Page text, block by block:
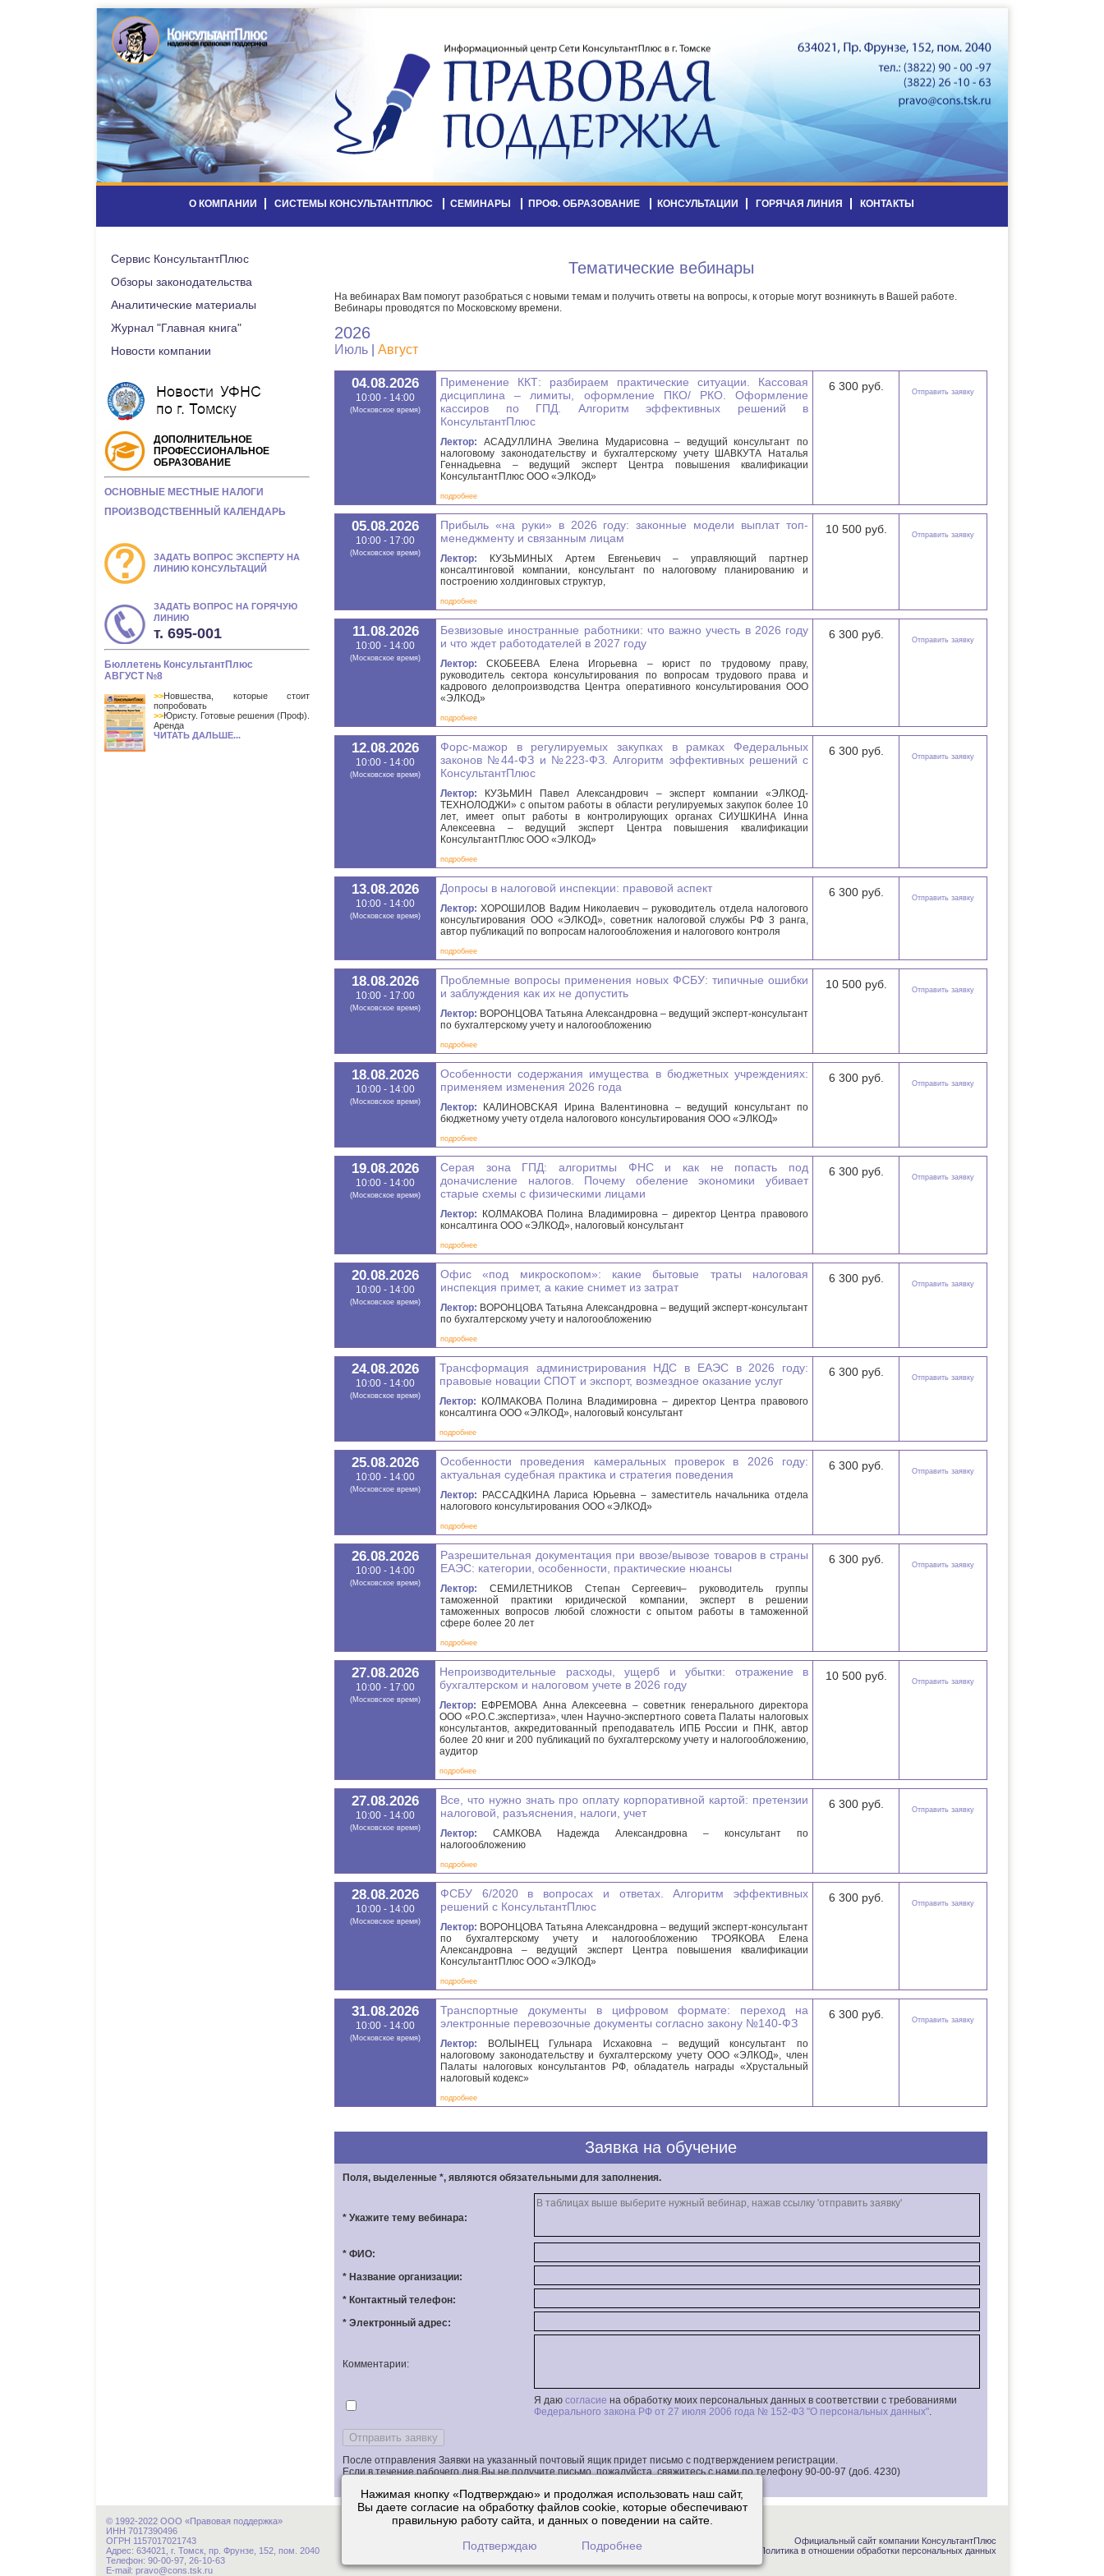
О КОМПАНИИ СИСТЕМЫ КОНСУЛЬТАНТПЛЮС СЕМИНАРЫ ПРОФ. ОБРАЗОВАНИЕ КОНСУЛЬТАЦИИ ГОРЯЧАЯ ЛИНИЯ КОНТАКТЫ
Сервис КонсультантПлюс
Обзоры законодательства
Аналитические материалы
Журнал "Главная книга"
Новости компании
ДОПОЛНИТЕЛЬНОЕ
ПРОФЕССИОНАЛЬНОЕ
ОБРАЗОВАНИЕ
ОСНОВНЫЕ МЕСТНЫЕ НАЛОГИ
ПРОИЗВОДСТВЕННЫЙ КАЛЕНДАРЬ
ЗАДАТЬ ВОПРОС ЭКСПЕРТУ НА
ЛИНИЮ КОНСУЛЬТАЦИЙ
ЗАДАТЬ ВОПРОС НА ГОРЯЧУЮ
ЛИНИЮ
т. 695-001
Бюллетень КонсультантПлюс
АВГУСТ №8
>>Новшества, которые стоит
попробовать
>>Юристу. Готовые решения (Проф).
Аренда
ЧИТАТЬ ДАЛЬШЕ...
Тематические вебинары
На вебинарах Вам помогут разобраться с новыми темам и получить ответы на вопросы, к оторые могут возникнуть в Вашей работе.
Вебинары проводятся по Московскому времени.
2026
Июль Август
04.08.2026
10:00 - 14:00
(Московское время)
Применение ККТ: разбираем практические ситуации. Кассовая
дисциплина – лимиты, оформление ПКО/ РКО. Оформление
кассиров по ГПД. Алгоритм эффективных решений в
КонсультантПлюс
Лектор: АСАДУЛЛИНА Эвелина Мударисовна – ведущий консультант по
налоговому законодательству и бухгалтерскому учету ШАВКУТА Наталья
Геннадьевна – ведущий эксперт Центра повышения квалификации
КонсультантПлюс ООО «ЭЛКОД»
подробнее
6 300 руб. Отправить заявку
05.08.2026
10:00 - 17:00
(Московское время)
Прибыль «на руки» в 2026 году: законные модели выплат топ-
менеджменту и связанным лицам
Лектор:
КУЗЬМИНЫХ Артем Евгеньевич – управляющий партнер
консалтинговой компании, консультант по налоговому планированию и
построению холдинговых структур,
подробнее
10 500 руб. Отправить заявку
11.08.2026
10:00 - 14:00
(Московское время)
Безвизовые иностранные работники: что важно учесть в 2026 году
и что ждет работодателей в 2027 году
Лектор:СКОБЕЕВА Елена Игорьевна – юрист по трудовому праву,
руководитель сектора консультирования по вопросам трудового права и
кадрового делопроизводства Центра оперативного консультирования ООО
«ЭЛКОД»
подробнее
6 300 руб. Отправить заявку
12.08.2026
10:00 - 14:00
(Московское время)
Форс-мажор в регулируемых закупках в рамках Федеральных
законов №44-ФЗ и №223-ФЗ. Алгоритм эффективных решений с
КонсультантПлюс
Лектор:
КУЗЬМИН Павел Александрович – эксперт компании «ЭЛКОД-
ТЕХНОЛОДЖИ» с опытом работы в области регулируемых закупок более 10
лет, имеет опыт работы в контролирующих органах СИУШКИНА Инна
Алексеевна – ведущий эксперт Центра повышения квалификации
КонсультантПлюс ООО «ЭЛКОД»
подробнее
6 300 руб. Отправить заявку
13.08.2026
10:00 - 14:00
(Московское время)
Допросы в налоговой инспекции: правовой аспект
Лектор:ХОРОШИЛОВ Вадим Николаевич – руководитель отдела налогового
консультирования ООО «ЭЛКОД», советник налоговой службы РФ 3 ранга,
автор публикаций по вопросам налогообложения и налогового контроля
подробнее
6 300 руб. Отправить заявку
18.08.2026
10:00 - 17:00
(Московское время)
Проблемные вопросы применения новых ФСБУ: типичные ошибки
и заблуждения как их не допустить
Лектор: ВОРОНЦОВА Татьяна Александровна – ведущий эксперт-консультант
по бухгалтерскому учету и налогообложению
подробнее
10 500 руб. Отправить заявку
18.08.2026
10:00 - 14:00
(Московское время)
Особенности содержания имущества в бюджетных учреждениях:
применяем изменения 2026 года
Лектор:
КАЛИНОВСКАЯ Ирина Валентиновна – ведущий консультант по
бюджетному учету отдела налогового консультирования ООО «ЭЛКОД»
подробнее
6 300 руб. Отправить заявку
19.08.2026
10:00 - 14:00
(Московское время)
Серая зона ГПД: алгоритмы ФНС и как не попасть под
доначисление налогов. Почему обеление экономики убивает
старые схемы с физическими лицами
Лектор:
КОЛМАКОВА Полина Владимировна – директор Центра правового
консалтинга ООО «ЭЛКОД», налоговый консультант
подробнее
6 300 руб. Отправить заявку
20.08.2026
10:00 - 14:00
(Московское время)
Офис «под микроскопом»: какие бытовые траты налоговая
инспекция примет, а какие снимет из затрат
Лектор: ВОРОНЦОВА Татьяна Александровна – ведущий эксперт-консультант
по бухгалтерскому учету и налогообложению
подробнее
6 300 руб. Отправить заявку
24.08.2026
10:00 - 14:00
(Московское время)
Трансформация администрирования НДС в ЕАЭС в 2026 году:
правовые новации СПОТ и экспорт, возмездное оказание услуг
Лектор:
КОЛМАКОВА Полина Владимировна – директор Центра правового
консалтинга ООО «ЭЛКОД», налоговый консультант
подробнее
6 300 руб. Отправить заявку
25.08.2026
10:00 - 14:00
(Московское время)
Особенности проведения камеральных проверок в 2026 году:
актуальная судебная практика и стратегия поведения
Лектор:
РАССАДКИНА Лариса Юрьевна – заместитель начальника отдела
налогового консультирования ООО «ЭЛКОД»
подробнее
6 300 руб. Отправить заявку
26.08.2026
10:00 - 14:00
(Московское время)
Разрешительная документация при ввозе/вывозе товаров в страны
ЕАЭС: категории, особенности, практические нюансы
Лектор: СЕМИЛЕТНИКОВ Степан Сергеевич– руководитель группы
таможенной практики юридической компании, эксперт в решении
таможенных вопросов любой сложности с опытом работы в таможенной
сфере более 20 лет
подробнее
6 300 руб. Отправить заявку
27.08.2026
10:00 - 17:00
(Московское время)
Непроизводительные расходы, ущерб и убытки: отражение в
бухгалтерском и налоговом учете в 2026 году
Лектор:
ЕФРЕМОВА Анна Алексеевна – советник генерального директора
ООО «Р.О.С.экспертиза», член Научно-экспертного совета Палаты налоговых
консультантов, аккредитованный преподаватель ИПБ России и ПНК, автор
более 20 книг и 200 публикаций по бухгалтерскому учету и налогообложению,
аудитор
подробнее
10 500 руб. Отправить заявку
27.08.2026
10:00 - 14:00
(Московское время)
Все, что нужно знать про оплату корпоративной картой: претензии
налоговой, разъяснения, налоги, учет
Лектор: САМКОВА Надежда Александровна – консультант по
налогообложению
подробнее
6 300 руб. Отправить заявку
28.08.2026
10:00 - 14:00
(Московское время)
ФСБУ 6/2020 в вопросах и ответах. Алгоритм эффективных
решений с КонсультантПлюс
Лектор: ВОРОНЦОВА Татьяна Александровна – ведущий эксперт-консультант
по бухгалтерскому учету и налогообложению ТРОЯКОВА Елена
Александровна – ведущий эксперт Центра повышения квалификации
КонсультантПлюс ООО «ЭЛКОД»
подробнее
6 300 руб. Отправить заявку
31.08.2026
10:00 - 14:00
(Московское время)
Транспортные документы в цифровом формате: переход на
электронные перевозочные документы согласно закону №140-ФЗ
Лектор:
ВОЛЫНЕЦ Гульнара Исхаковна – ведущий консультант по
налоговому законодательству и бухгалтерскому учету ООО «ЭЛКОД», член
Палаты налоговых консультантов РФ, обладатель награды «Хрустальный
налоговый кодекс»
подробнее
6 300 руб. Отправить заявку
Заявка на обучение
Поля, выделенные *, являются обязательными для заполнения.
* Укажите тему вебинара:
* ФИО:
* Название организации:
* Контактный телефон:
* Электронный адрес:
Комментарии:
Я даю согласие на обработку моих персональных данных в соответствии с требованиями
Федерального закона РФ от 27 июля 2006 года № 152-ФЗ "О персональных данных".
После отправления Заявки на указанный почтовый ящик придет письмо с подтверждением регистрации.
Если в течение рабочего дня Вы не получите письмо, пожалуйста, свяжитесь с нами по телефону 90-00-97 (доб. 4230)
© 1992-2022 ООО «Правовая поддержка»
ИНН 7017390496
ОГРН 1157017021743
Адрес: 634021, г. Томск, пр. Фрунзе, 152, пом. 2040
Телефон: 90-00-97, 26-10-63
E-mail: pravo@cons.tsk.ru
Официальный сайт компании КонсультантПлюс
Политика в отношении обработки персональных данных
Нажимая кнопку «Подтверждаю» и продолжая использовать наш сайт,
Вы даете согласие на обработку файлов cookie, которые обеспечивают
правильную работу сайта, и данных о поведении на сайте.
Подтверждаю
Подробнее